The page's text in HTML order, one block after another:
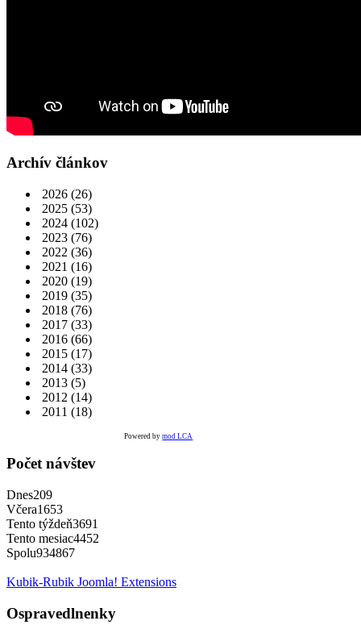
Archív článkov
2026 (26)
2025 (53)
2024 (102)
2023 (76)
2022 (36)
2021 (16)
2020 (19)
2019 (35)
2018 (76)
2017 (33)
2016 (66)
2015 (17)
2014 (33)
2013 (5)
2012 (14)
2011 (18)
Powered bymod LCA
Počet návštev
Dnes209
Včera1653
Tento týždeň3691
Tento mesiac4452
Spolu934867
Kubik-Rubik Joomla! Extensions
Ospravedlnenky